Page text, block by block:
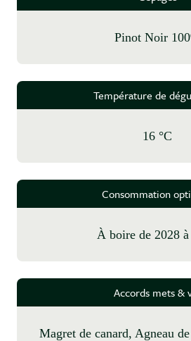
Pinot Noir
Température de
16 °C
Consommation
à boire de 2028
Accords mets &
Magret de canard, Agneau